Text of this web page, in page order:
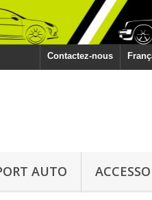
Contactez-nous
AUTO